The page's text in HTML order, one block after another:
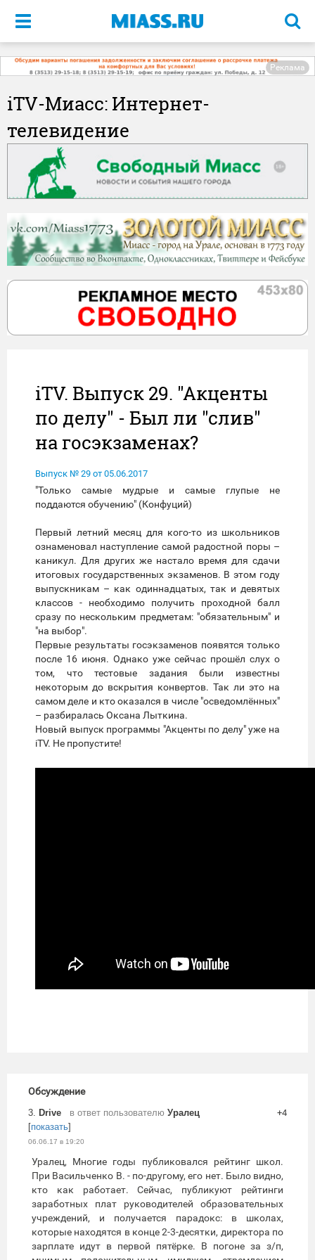
Меню
Реклама
iTV-Миасс: Интернет-
телевидение
iTV. Выпуск 29. "Акценты
по делу" - Был ли "слив"
на госэкзаменах?
Выпуск № 29 от 05.06.2017
"Только самые мудрые и самые глупые не
поддаются обучению" (Конфуций)
Первый летний месяц для кого-то из школьников
ознаменовал наступление самой радостной поры –
каникул. Для других же настало время для сдачи
итоговых государственных экзаменов. В этом году
выпускникам – как одиннадцатых, так и девятых
классов - необходимо получить проходной балл
сразу по нескольким предметам: "обязательным" и
"на выбор".
Первые результаты госэкзаменов появятся только
после 16 июня. Однако уже сейчас прошёл слух о
том, что тестовые задания были известны
некоторым до вскрытия конвертов. Так ли это на
самом деле и кто оказался в числе "осведомлённых"
– разбиралась Оксана Лыткина.
Новый выпуск программы "Акценты по делу" уже на
iTV. Не пропустите!
Обсуждение
3. Drive в ответ пользователю Уралец
[показать]
06.06.17 в 19:20
+4
Уралец, Многие годы публиковался рейтинг школ.
При Васильченко В. - по-другому, его нет. Было видно,
кто как работает. Сейчас, публикуют рейтинги
заработных плат руководителей образовательных
учреждений, и получается парадокс: в школах,
которые находятся в конце 2-3-десятки, директора по
зарплате идут в первой пятёрке. В погоне за з/п,